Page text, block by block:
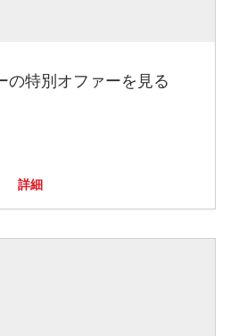
の特別オファーを見る
詳細